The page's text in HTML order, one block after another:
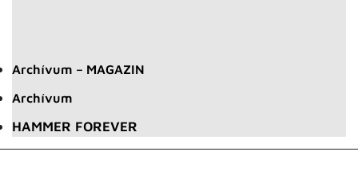
Archívum – MAGAZIN
Archívum
HAMMER FOREVER